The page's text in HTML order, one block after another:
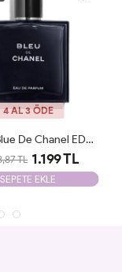
4 AL 3 ÖDE
Bvlgari Man İn Black EDP 100ml Parfüm Man Tester
TL 1.199 TL
SEPETE EKLE